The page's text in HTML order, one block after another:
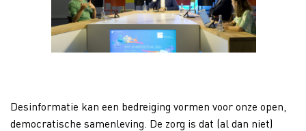
Desinformatie kan een bedreiging vormen voor onze open,
democratische samenleving. De zorg is dat (al dan niet)